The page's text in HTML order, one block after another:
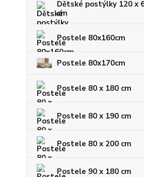
Dětské postýlky 120 x
cm
Postele 80x160cm
Postele 80x170cm
Postele 80 x 180 cm
Postele 80 x 190 cm
Postele 80 x 200 cm
Postele 90 x 180 cm